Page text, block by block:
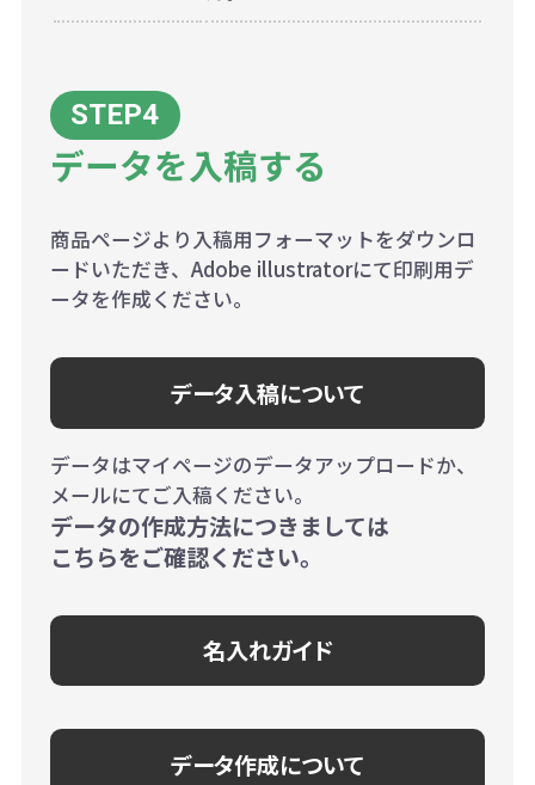
データを入稿する
商品ページより入稿用フォーマットをダウンロ
ードいただき、Adobe illustratorにて印刷用デ
ータを作成ください。
データ入稿について
データはマイページのデータアップロードか、
メールにてご入稿ください。
データの作成方法につきましては
こちらをご確認ください。
名入れガイド
データ作成について